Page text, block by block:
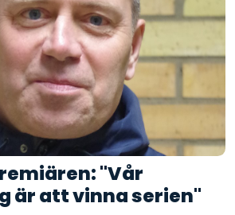
"Vår
är att vinna serien"